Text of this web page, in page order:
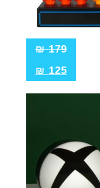
179
₪
125
₪